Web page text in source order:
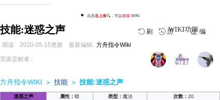
点击右上角🔍，可以搜索WIKI
技能:迷惑之声 WIKI功能
刷 历 编
阅读 2020-05-15更新 最新编辑: 方舟指令Wiki
到
到
页面贡献者 :
方舟指令WIKI > 技能 > 技能:迷惑之声
迷惑之声 属性： 暗 类型： 魔法 次数： 20